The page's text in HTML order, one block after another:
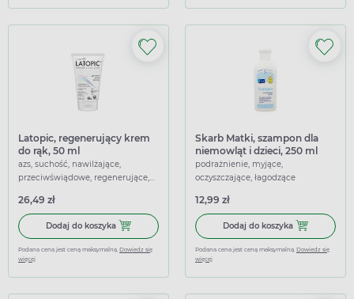
Latopic, regenerujący krem
do rąk, 50 ml
azs, suchość, nawilżające,
przeciwświądowe, regenerujące,
26,49 zł
Dodaj do koszyka Dodaj do koszyka Latopic, regenerujący krem do rąk, 50
Podana cena jest ceną maksymalną. Dowiedz się
więcej
Skarb Matki, szampon dla
niemowląt i dzieci, 250 ml
podrażnienie, myjące,
oczyszczające, łagodzące
12,99 zł
Dodaj do koszyka Dodaj do
Podana cena jest ceną maksymalną. Dowiedz się
więcej